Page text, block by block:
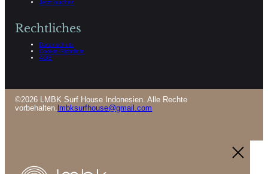
Jetzt buchen
Rechtliches
Datenschutz
Cookie-Richtlinie
AGB
©2026 LMBK Surf House Indonesien. Alle Rechte
vorbehalten. lmbksurfhouse@gmail.com